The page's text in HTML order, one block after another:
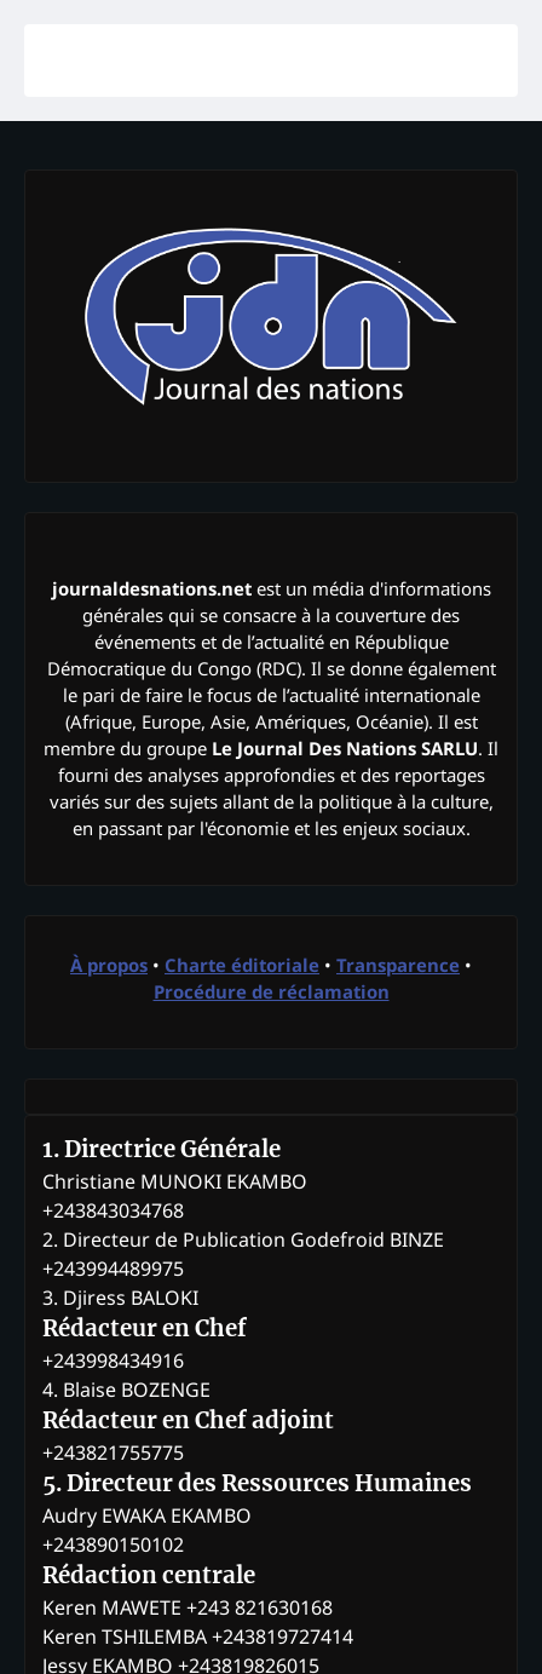
journaldesnations.netest un média d'informations
générales qui se consacre à la couverture des
événements et de l’actualité en République
Démocratique du Congo (RDC). Il se donne également
le pari de faire le focus de l’actualité internationale
(Afrique, Europe, Asie, Amériques, Océanie). Il est
membre du groupe Le Journal Des Nations SARLU. Il
fourni des analyses approfondies et des reportages
variés sur des sujets allant de la politique à la culture,
en passant par l'économie et les enjeux sociaux.
À propos • Charte éditoriale • Transparence •
Procédure de réclamation
1. Directrice Générale
Christiane MUNOKI EKAMBO
+243843034768
2. Directeur de Publication Godefroid BINZE
+243994489975
3. Djiress BALOKI
Rédacteur en Chef
+243998434916
4. Blaise BOZENGE
Rédacteur en Chef adjoint
+243821755775
5. Directeur des Ressources Humaines
Audry EWAKA EKAMBO
+243890150102
Rédaction centrale
Keren MAWETE +243 821630168
Keren TSHILEMBA +243819727414
Jessy EKAMBO +243819826015